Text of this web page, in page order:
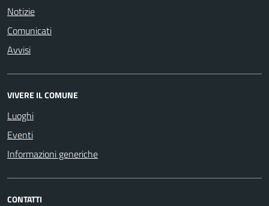
Notizie
Comunicati
Avvisi
VIVERE IL COMUNE
Luoghi
Eventi
Informazioni generiche
CONTATTI